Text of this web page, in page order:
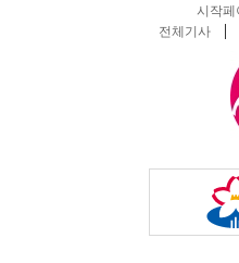
시작페
전체기사|